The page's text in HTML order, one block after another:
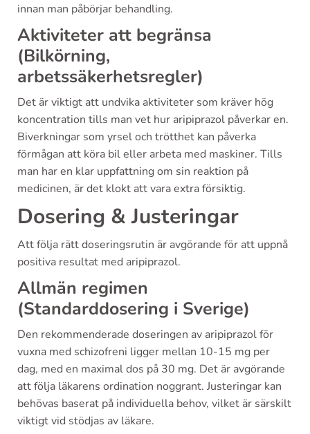
innan man påbörjar behandling.
Aktiviteter att begränsa
(Bilkörning,
arbetssäkerhetsregler)
Det är viktigt att undvika aktiviteter som kräver hög
koncentration tills man vet hur aripiprazol påverkar en.
Biverkningar som yrsel och trötthet kan påverka
förmågan att köra bil eller arbeta med maskiner. Tills
man har en klar uppfattning om sin reaktion på
medicinen, är det klokt att vara extra försiktig.
Dosering & Justeringar
Att följa rätt doseringsrutin är avgörande för att uppnå
positiva resultat med aripiprazol.
Allmän regimen
(Standarddosering i Sverige)
Den rekommenderade doseringen av aripiprazol för
vuxna med schizofreni ligger mellan 10-15 mg per
dag, med en maximal dos på 30 mg. Det är avgörande
att följa läkarens ordination noggrant. Justeringar kan
behövas baserat på individuella behov, vilket är särskilt
viktigt vid stödjas av läkare.